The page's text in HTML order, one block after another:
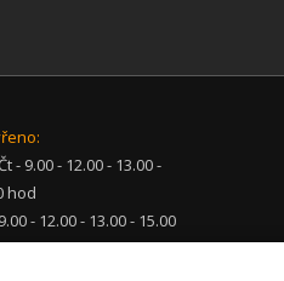
- 9.00 - 12.00 - 13.00 -
hod
- 12.00 - 13.00 - 15.00